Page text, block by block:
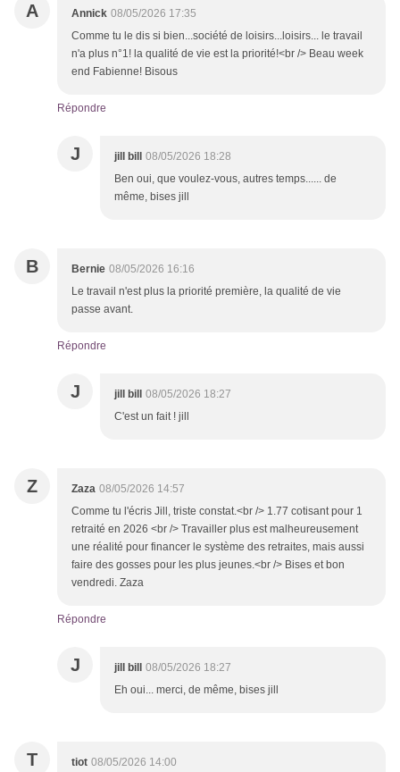
A Annick 08/05/2026 17:35
Comme tu le dis si bien...société de loisirs...loisirs... le travail
n'a plus n°1! la qualité de vie est la priorité!<br /> Beau week
end Fabienne! Bisous
Répondre
J jill bill
08/05/2026 18:28
Ben oui, que voulez-vous, autres temps...... de
même, bises jill
B Bernie 08/05/2026 16:16
Le travail n'est plus la priorité première, la qualité de vie
passe avant.
Répondre
J jill bill
08/05/2026 18:27
C'est un fait ! jill
Z Zaza 08/05/2026 14:57
Comme tu l'écris Jill, triste constat.<br /> 1.77 cotisant pour 1
retraité en 2026 <br /> Travailler plus est malheureusement
une réalité pour financer le système des retraites, mais aussi
faire des gosses pour les plus jeunes.<br /> Bises et bon
vendredi. Zaza
Répondre
J jill bill
08/05/2026 18:27
Eh oui... merci, de même, bises jill
T tiot 08/05/2026 14:00